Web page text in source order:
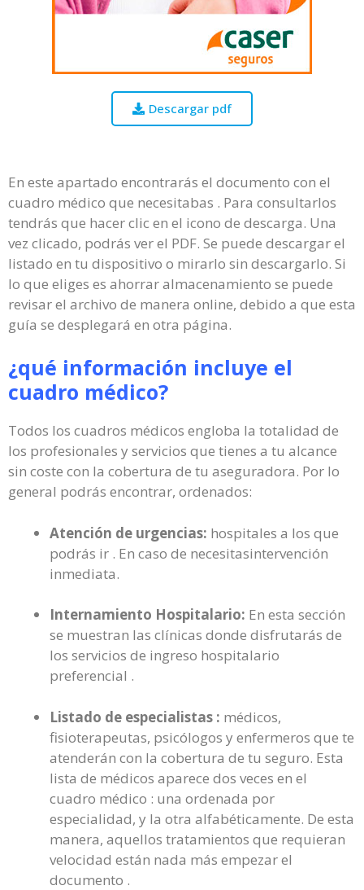
Descargar pdf
En este apartado encontrarás el documento con el
cuadro médico que necesitabas . Para consultarlos
tendrás que hacer clic en el icono de descarga. Una
vez clicado, podrás ver el PDF. Se puede descargar el
listado en tu dispositivo o mirarlo sin descargarlo. Si
lo que eliges es ahorrar almacenamiento se puede
revisar el archivo de manera online, debido a que esta
guía se desplegará en otra página.
¿qué información incluye el
cuadro médico?
Todos los cuadros médicos engloba la totalidad de
los profesionales y servicios que tienes a tu alcance
sin coste con la cobertura de tu aseguradora. Por lo
general podrás encontrar, ordenados:
Atención de urgencias: hospitales a los que
podrás ir . En caso de necesitasintervención
inmediata.
Internamiento Hospitalario: En esta sección
se muestran las clínicas donde disfrutarás de
los servicios de ingreso hospitalario
preferencial .
Listado de especialistas : médicos,
fisioterapeutas, psicólogos y enfermeros que te
atenderán con la cobertura de tu seguro. Esta
lista de médicos aparece dos veces en el
cuadro médico : una ordenada por
especialidad, y la otra alfabéticamente. De esta
manera, aquellos tratamientos que requieran
velocidad están nada más empezar el
documento .